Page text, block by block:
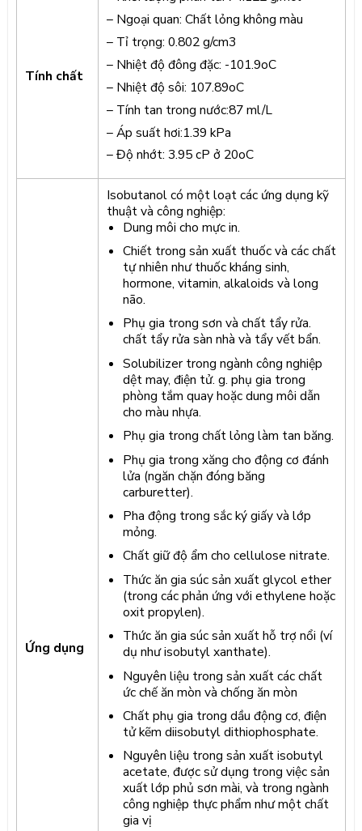
Tính chất
– Ngoại quan: Chất lỏng không màu
– Tỉ trọng: 0.802 g/cm3
– Nhiệt độ đông đặc: -101.9oC
– Nhiệt độ sôi: 107.89oC
– Tính tan trong nước:87 ml/L
– Áp suất hơi:1.39 kPa
– Độ nhớt: 3.95 cP ở 20oC
Ứng dụng
Isobutanol có một loạt các ứng dụng kỹ
thuật và công nghiệp:
Dung môi cho mực in.
Chiết trong sản xuất thuốc và các chất
tự nhiên như thuốc kháng sinh,
hormone, vitamin, alkaloids và long
não.
Phụ gia trong sơn và chất tẩy rửa.
chất tẩy rửa sàn nhà và tẩy vết bẩn.
Solubilizer trong ngành công nghiệp
dệt may, điện tử. g. phụ gia trong
phòng tắm quay hoặc dung môi dẫn
cho màu nhựa.
Phụ gia trong chất lỏng làm tan băng.
Phụ gia trong xăng cho động cơ đánh
lửa (ngăn chặn đóng băng
carburetter).
Pha động trong sắc ký giấy và lớp
mỏng.
Chất giữ độ ẩm cho cellulose nitrate.
Thức ăn gia súc sản xuất glycol ether
(trong các phản ứng với ethylene hoặc
oxit propylen).
Thức ăn gia súc sản xuất hỗ trợ nổi (ví
dụ như isobutyl xanthate).
Nguyên liệu trong sản xuất các chất
ức chế ăn mòn và chống ăn mòn
Chất phụ gia trong dầu động cơ, điện
tử kẽm diisobutyl dithiophosphate.
Nguyên liệu trong sản xuất isobutyl
acetate, được sử dụng trong việc sản
xuất lớp phủ sơn mài, và trong ngành
công nghiệp thực phẩm như một chất
gia vị